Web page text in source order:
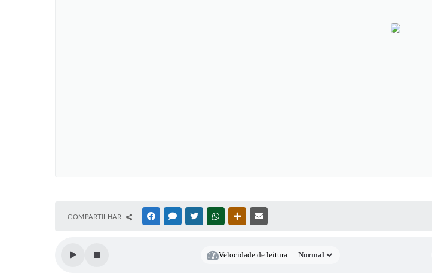
COMPARTILHAR FACEBOOKMESSENGER
TWITTERWHATSAPPOUTRAS MÍDIAS
Velocidade de leitura: